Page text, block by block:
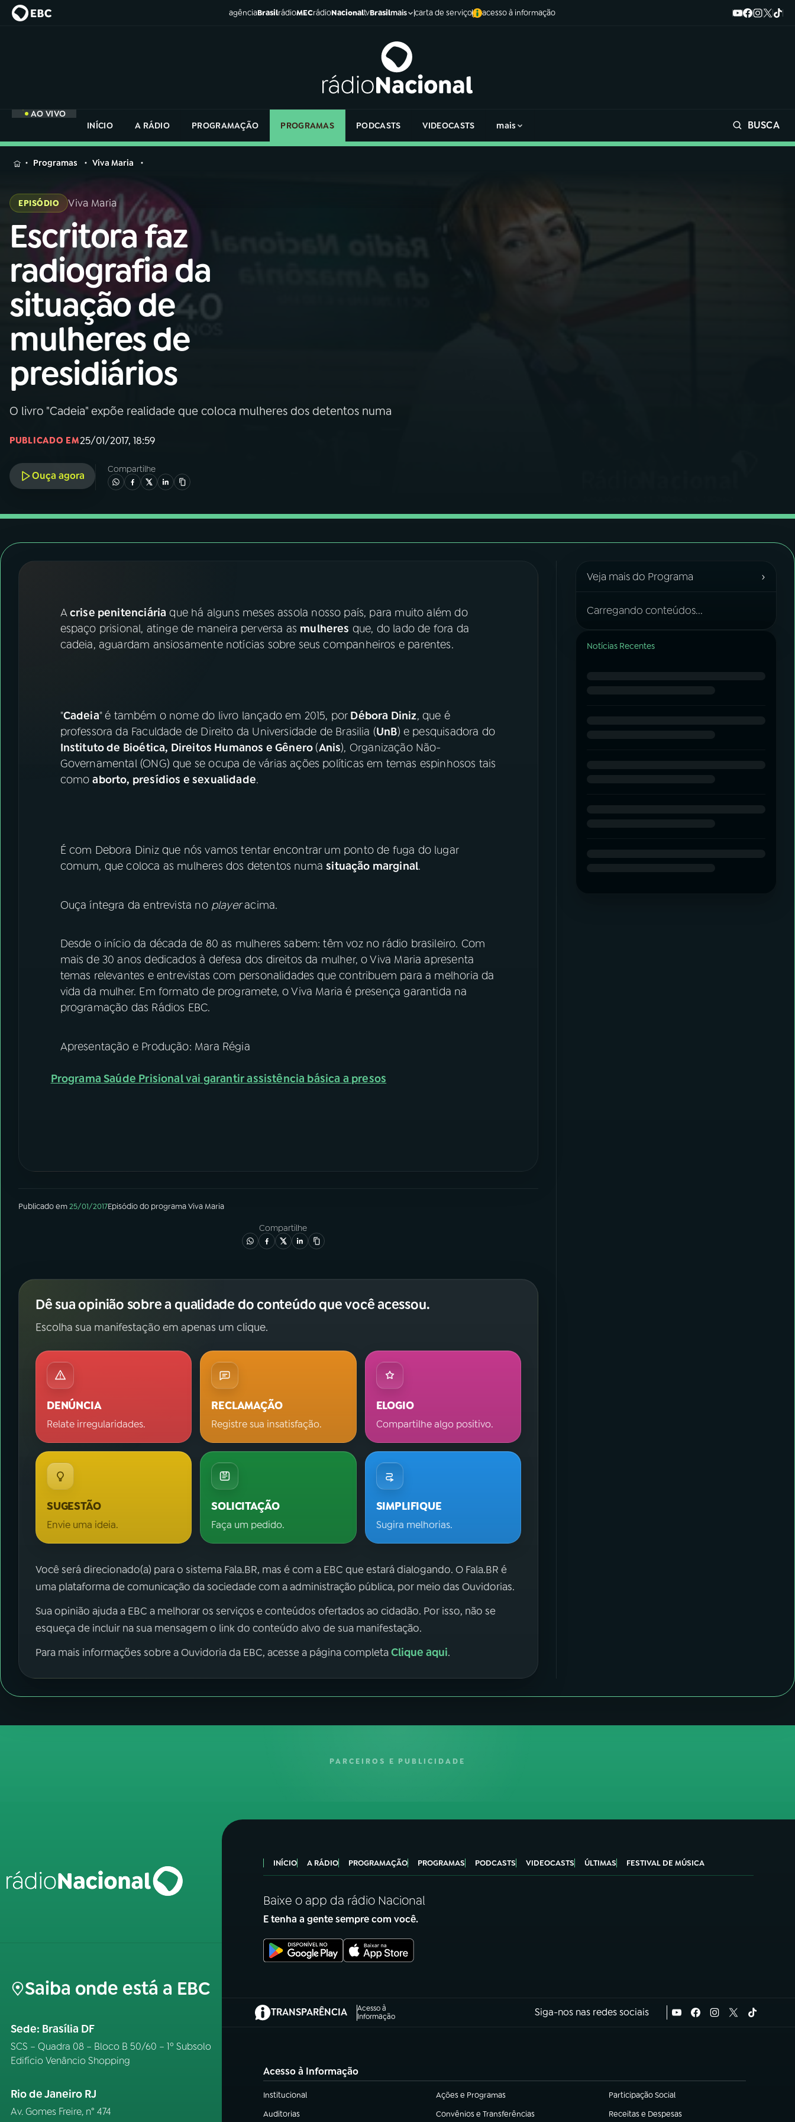
agênciaBrasilrádioMECrádioNacionaltvBrasilmais carta de serviço acesso à informação
AO VIVO
INÍCIO
A RÁDIO PROGRAMAÇÃO PROGRAMAS PODCASTS VIDEOCASTS mais BUSCA
MENU
Buscar
na
Rádio
Nacional
AO VIVO
01INÍCIO
02 A RÁDIO
03 PROGRAMAÇÃO
04 PROGRAMAS
ACOMPANHE A RÁDIO NACIONAL
YouTube Facebook
na
Rádio
Programas Viva Maria
EPISÓDIO Viva Maria
Escritora faz
radiografia da
situação de
mulheres de
presidiários
O livro "Cadeia" expõe realidade que coloca mulheres dos detentos numa
PUBLICADO EM25/01/2017, 18:59
Ouça agora
Compartilhe
Acrise penitenciária que há alguns meses assola nosso país, para muito além do
espaço prisional, atinge de maneira perversa as mulheres que, do lado de fora da
cadeia, aguardam ansiosamente notícias sobre seus companheiros e parentes.
"Cadeia" é também o nome do livro lançado em 2015, por Débora Diniz, que é
professora da Faculdade de Direito da Universidade de Brasilia (UnB) e pesquisadora do
Instituto de Bioética, Direitos Humanos e Gênero(Anis), Organização Não-
Governamental (ONG) que se ocupa de várias ações políticas em temas espinhosos tais
comoaborto, presídios e sexualidade.
É com Debora Diniz que nós vamos tentar encontrar um ponto de fuga do lugar
comum, que coloca as mulheres dos detentos numasituação marginal.
Ouça íntegra da entrevista no playeracima.
Desde o início da década de 80 as mulheres sabem: têm voz no rádio brasileiro. Com
mais de 30 anos dedicados à defesa dos direitos da mulher, o Viva Maria apresenta
temas relevantes e entrevistas com personalidades que contribuem para a melhoria da
vida da mulher. Em formato de programete, o Viva Maria é presença garantida na
programação das Rádios EBC.
Apresentação e Produção: Mara Régia
Programa Saúde Prisional vai garantir assistência básica a presos
Publicado em25/01/2017Episódiodo programaViva Maria
Compartilhe
Dê sua opinião sobre a qualidade do conteúdo que você acessou.
Escolha sua manifestação em apenas um clique.
DENÚNCIA
Relate irregularidades.
RECLAMAÇÃO
Registre sua insatisfação.
ELOGIO
Compartilhe algo positivo.
SUGESTÃO
Envie uma ideia.
SOLICITAÇÃO
Faça um pedido.
SIMPLIFIQUE
Sugira melhorias.
Você será direcionado(a) para o sistema Fala.BR, mas é com a EBC que estará dialogando. O Fala.BR é
uma plataforma de comunicação da sociedade com a administração pública, por meio das Ouvidorias.
Sua opinião ajuda a EBC a melhorar os serviços e conteúdos ofertados ao cidadão. Por isso, não se
esqueça de incluir na sua mensagem o link do conteúdo alvo de sua manifestação.
Para mais informações sobre a Ouvidoria da EBC, acesse a página completaClique aqui.
Veja mais do Programa ›
Carregando conteúdos...
Notícias Recentes
PARCEIROS E PUBLICIDADE
Saiba onde está a EBC
Sede: Brasília DF
SCS – Quadra 08 – Bloco B 50/60 – 1º Subsolo
Edifício Venâncio Shopping
Rio de Janeiro RJ
Av. Gomes Freire, n° 474
INÍCIO A RÁDIO PROGRAMAÇÃO PROGRAMAS PODCASTS VIDEOCASTS ÚLTIMAS FESTIVAL DE MÚSICA
Baixe o app da rádio Nacional
E tenha a gente sempre com você.
TRANSPARÊNCIA
Acesso à
Informação
(abre em nova aba) Siga-nos nas redes sociais
Acesso à Informação
Institucional
(abre em nova aba) Ações e Programas
(abre em nova aba) Participação Social
(abre em nova aba)
Auditorias
(abre em nova aba) Convênios e Transferências
(abre em nova aba) Receitas e Despesas
(abre em nova aba)